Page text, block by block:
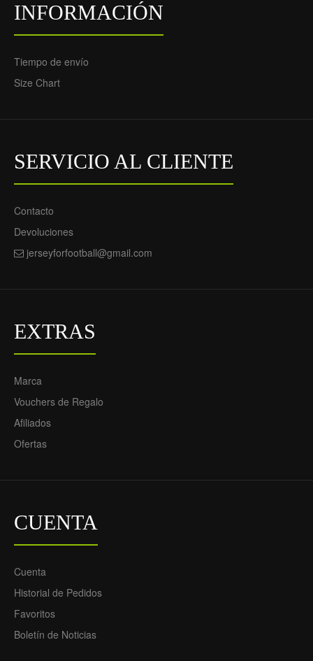
10 Primera Equipación
(Camiseta+Pantalón
Corto) Inter Milan Lautaro
Equipación 2021/22 -
69.55€
INFORMACIÓN
Tiempo de envío
Size Chart
SERVICIO AL CLIENTE
Contacto
Devoluciones
jerseyforfootball@gmail.com
EXTRAS
Marca
Vouchers de Regalo
Afiliados
Ofertas
CUENTA
Cuenta
Historial de Pedidos
Favoritos
Boletín de Noticias